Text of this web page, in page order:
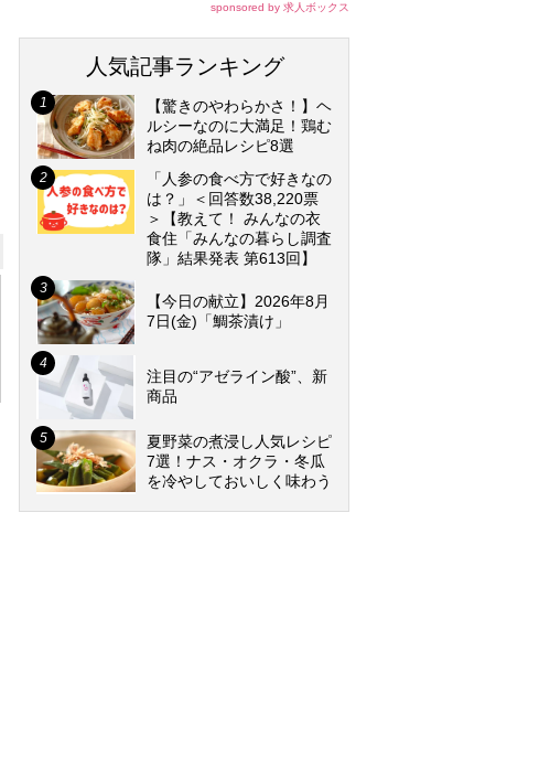
sponsored by 求人ボックス
人気記事ランキング
【驚きのやわらかさ！】ヘ
ルシーなのに大満足！鶏む
ね肉の絶品レシピ8選
「人参の食べ方で好きなの
は？」＜回答数38,220票
＞【教えて！ みんなの衣
食住「みんなの暮らし調査
隊」結果発表 第613回】
【今日の献立】2026年8月
7日(金)「鯛茶漬け」
注目の“アゼライン酸”、新
商品
夏野菜の煮浸し人気レシピ
7選！ナス・オクラ・冬瓜
を冷やしておいしく味わう